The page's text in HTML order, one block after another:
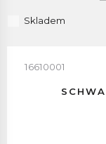
Skladem
16610001